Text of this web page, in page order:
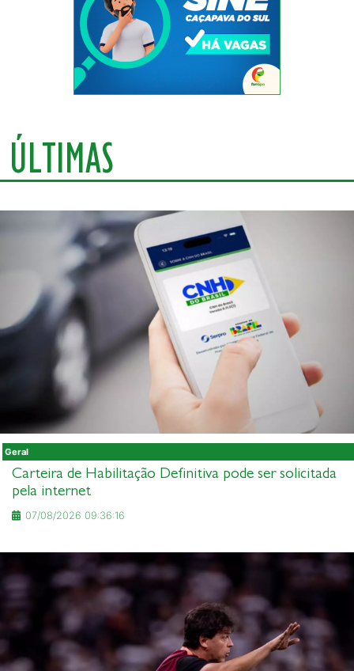
ÚLTIMAS
Geral
Carteira de Habilitação Definitiva pode ser solicitada
pela internet
07/08/2026 09:36:16